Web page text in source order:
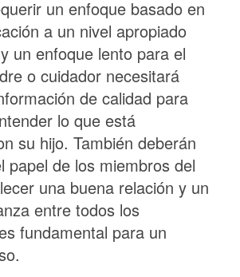
un enfoque basado en
a un nivel apropiado
un enfoque lento para el
o cuidador necesitará
de calidad para
lo que está
su hijo. También deberán
papel de los miembros del
una buena relación y un
entre todos los
fundamental para un